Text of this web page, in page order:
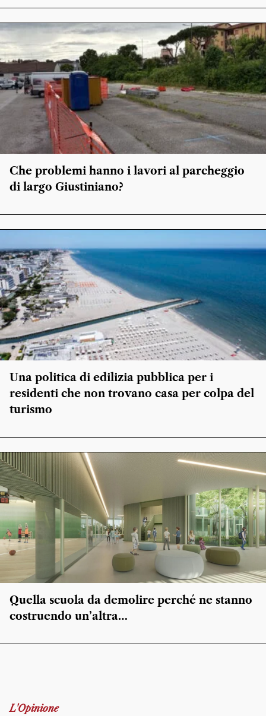
Che problemi hanno i lavori al parcheggio
di largo Giustiniano?
Una politica di edilizia pubblica per i
residenti che non trovano casa per colpa del
turismo
Quella scuola da demolire perché ne stanno
costruendo un’altra…
L'Opinione